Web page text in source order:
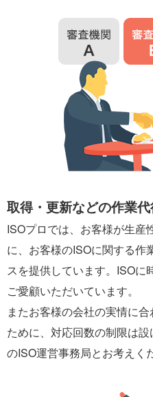
取得・更新などの作業
ISOプロでは、お客様が生産
に、お客様のISOに関する作
スを提供しています。ISOに
ご愛顧いただいています。
またお客様の会社の実情に
ために、対応回数の制限は
のISO運営事務局とお考えく